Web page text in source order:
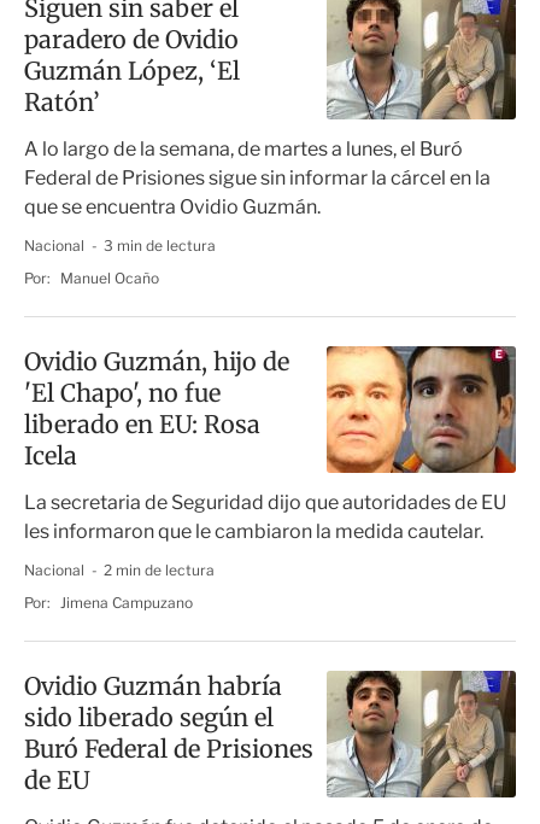
Siguen sin saber el
paradero de Ovidio
Guzmán López, ‘El
Ratón’
A lo largo de la semana, de martes a lunes, el Buró
Federal de Prisiones sigue sin informar la cárcel en la
que se encuentra Ovidio Guzmán.
Nacional
3 min de lectura
Por:
Manuel Ocaño
Ovidio Guzmán, hijo de
'El Chapo', no fue
liberado en EU: Rosa
Icela
La secretaria de Seguridad dijo que autoridades de EU
les informaron que le cambiaron la medida cautelar.
Nacional
2 min de lectura
Por: Jimena Campuzano
Ovidio Guzmán habría
sido liberado según el
Buró Federal de Prisiones
de EU